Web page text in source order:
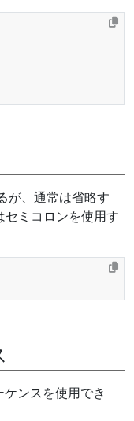
が、通常は省略す
セミコロンを使用す
ンスを使用でき